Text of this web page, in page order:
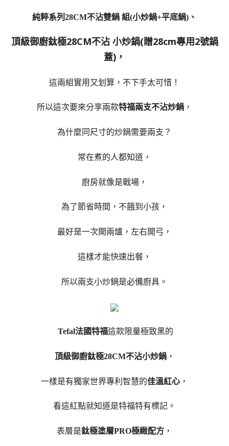
純粹系列28CM不沾雙鍋 組(小炒鍋+平底鍋)、
頂級御廚鈦極28CM不沾 小炒鍋(贈28cm專用2號鍋
蓋)，
這兩組實用又划算，不下手太可惜！
所以這次要來分享兩款特福兩支不沾炒鍋 ，
為什麼同尺寸的炒鍋需要兩支？
常在煮的人都知道，
廚房就像是戰場，
為了節省時間，不餓到小孩，
最好是一次開兩爐，左右開弓，
這樣才能快速出餐，
所以兩支小炒鍋是必備廚具。
Tefal法國特福這款限量極致黑的
頂級御廚鈦極28CM不沾小炒鍋，
一樣是有獨家世界專利智慧的佳溫紅心 ，
看這紅點就知道是特福特有標記。
表層是鈦極塗層PRO極緻配方 ，